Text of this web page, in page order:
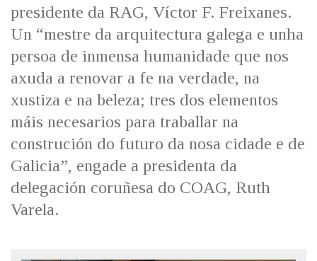
presidente da RAG, Víctor F. Freixanes.
Un “mestre da arquitectura galega e unha
persoa de inmensa humanidade que nos
axuda a renovar a fe na verdade, na
xustiza e na beleza; tres dos elementos
máis necesarios para traballar na
construción do futuro da nosa cidade e de
Galicia”, engade a presidenta da
delegación coruñesa do COAG, Ruth
Varela.